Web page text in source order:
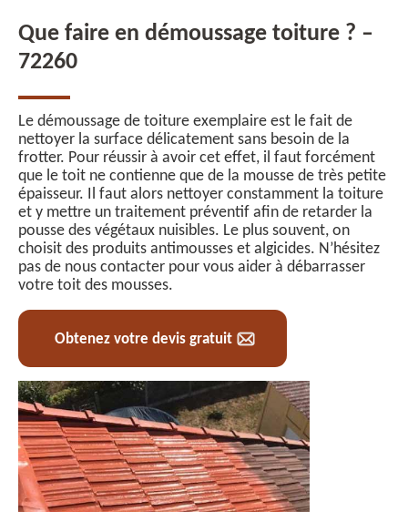
Que faire en démoussage toiture ? –
72260
Le démoussage de toiture exemplaire est le fait de
nettoyer la surface délicatement sans besoin de la
frotter. Pour réussir à avoir cet effet, il faut forcément
que le toit ne contienne que de la mousse de très petite
épaisseur. Il faut alors nettoyer constamment la toiture
et y mettre un traitement préventif afin de retarder la
pousse des végétaux nuisibles. Le plus souvent, on
choisit des produits antimousses et algicides. N’hésitez
pas de nous contacter pour vous aider à débarrasser
votre toit des mousses.
Obtenez votre devis gratuit